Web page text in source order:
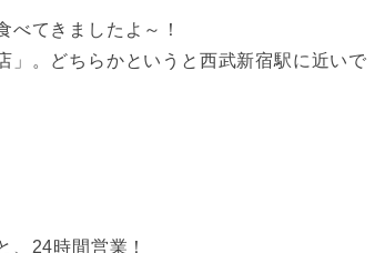
べてきましたよ～！
。どちらかというと西武新宿駅に近いで
、24時間営業！